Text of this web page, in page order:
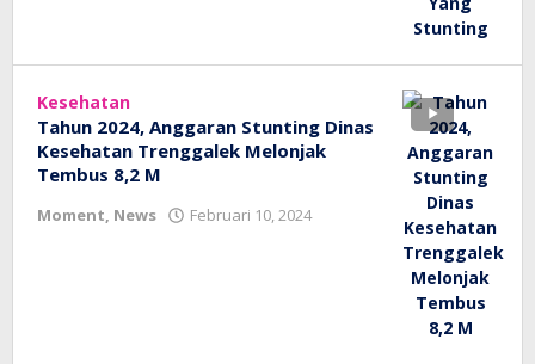
Kesehatan
Tahun 2024, Anggaran Stunting Dinas
Kesehatan Trenggalek Melonjak
Tembus 8,2 M
Moment, News Februari 10, 2024